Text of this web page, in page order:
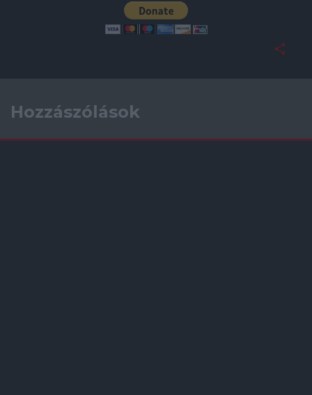
Hozzászólások